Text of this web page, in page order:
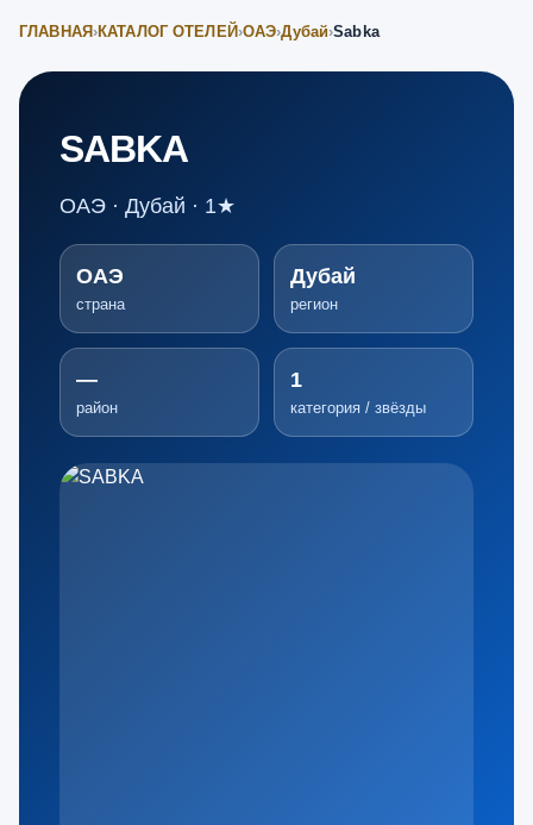
ГЛАВНАЯ ›КАТАЛОГ ОТЕЛЕЙ ›ОАЭ›Дубай›Sabka
SABKA
ОАЭ · Дубай · 1★
ОАЭ
страна
Дубай
регион
—
район
1
категория / звёзды